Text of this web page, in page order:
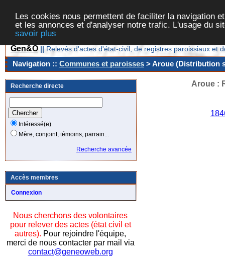
Les cookies nous permettent de faciliter la navigation
et les annonces et d'analyser notre trafic. L'usage du
savoir plus
Gen&O || Relevés d'actes d'état-civil, de registres paroissiaux et
Navigation :: Communes et paroisses > Aroue (Distribution
Recherche directe
Intéressé(e)
Mère, conjoint, témoins, parrain...
Recherche avancée
Accès membres
Connexion
Nous cherchons des volontaires
pour relever des actes (état civil et
autres). Pour rejoindre l'équipe,
merci de nous contacter par mail via
contact@geneoweb.org
Aroue :